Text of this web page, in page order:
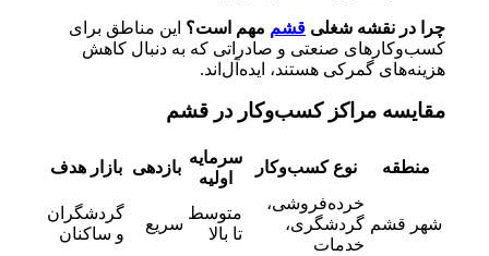
چرا در نقشه شغلی قشم مهم است؟ این مناطق برای
کسب‌وکارهای صنعتی و صادراتی که به دنبال کاهش
هزینه‌های گمرکی هستند، ایده‌آل‌اند.
مقایسه مراکز کسب‌وکار در قشم
منطقه نوع کسب‌وکار
سرمایه
اولیه
بازدهی بازار هدف
شهر قشم
خرده‌فروشی،
گردشگری،
خدمات
متوسط
تا بالا
سریع
گردشگران
و ساکنان